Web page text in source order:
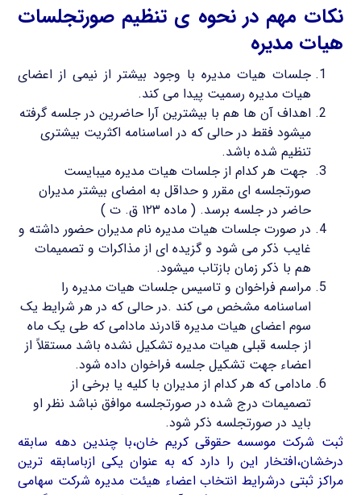
نکات مهم در نحوه ی تنظیم صورتجلسات
هیات مدیره
جلسات هیات مدیره با وجود بیشتر از نیمی از اعضای
هیات مدیره رسمیت پیدا می کند.
اهداف آن ها هم با بیشترین آرا حاضرین در جلسه گرفته
میشود فقط در حالی که در اساسنامه اکثریت بیشتری
تنظیم شده باشد.
جهت هر کدام از جلسات هیات مدیره میبایست
صورتجلسه ای مقرر و حداقل به امضای بیشتر مدیران
حاضر در جلسه برسد. ( ماده ۱۲۳ ق. ت )
در صورت جلسات هیات مدیره نام مدیران حضور داشته و
غایب ذکر می شود و گزیده ای از مذاکرات و تصمیمات
هم با ذکر زمان بازتاب میشود.
مراسم فراخوان و تاسیس جلسات هیات مدیره را
اساسنامه مشخص می کند .در حالی که در هر شرایط یک
سوم اعضای هیات مدیره قادرند مادامی که طی یک ماه
از جلسه قبلی هیات مدیره تشکیل نشده باشد مستقلاً از
اعضاء جهت تشکیل جلسه فراخوان داده شود.
مادامی که هر کدام از مدیران با کلیه یا برخی از
تصمیمات درج شده در صورتجلسه موافق نباشد نظر او
باید در صورتجلسه ذکر شود.
ثبت شرکت موسسه حقوقی کریم خان،با چندین دهه سابقه
درخشان،افتخار این را دارد که به عنوان یکی ازباسابقه ترین
مراکز ثبتی درشرایط انتخاب اعضاء هیئت مدیره شرکت سهامی